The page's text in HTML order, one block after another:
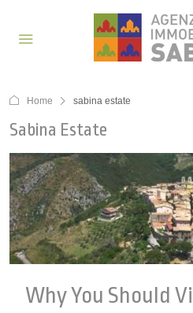
Home sabina estate
Sabina Estate
Why You Should